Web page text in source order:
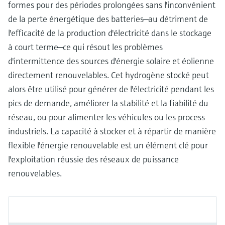
formes pour des périodes prolongées sans l'inconvénient
de la perte énergétique des batteries—au détriment de
l'efficacité de la production d'électricité dans le stockage
à court terme—ce qui résout les problèmes
d'intermittence des sources d'énergie solaire et éolienne
directement renouvelables. Cet hydrogène stocké peut
alors être utilisé pour générer de l'électricité pendant les
pics de demande, améliorer la stabilité et la fiabilité du
réseau, ou pour alimenter les véhicules ou les process
industriels. La capacité à stocker et à répartir de manière
flexible l'énergie renouvelable est un élément clé pour
l'exploitation réussie des réseaux de puissance
renouvelables.